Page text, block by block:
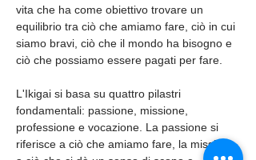
vita che ha come obiettivo trovare un
equilibrio tra ciò che amiamo fare, ciò in cui
siamo bravi, ciò che il mondo ha bisogno e
ciò che possiamo essere pagati per fare.
L'Ikigai si basa su quattro pilastri
fondamentali: passione, missione,
professione e vocazione. La passione si
riferisce a ciò che amiamo fare, la missione